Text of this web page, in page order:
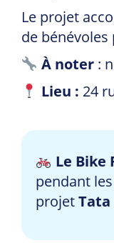
Le projet
de bénévoles
À noter:
Lieu : 24
Le Bike
pendant
projet